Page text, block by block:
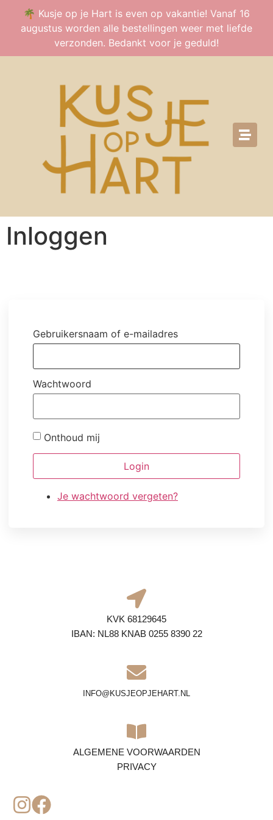
🌴 Kusje op je Hart is even op vakantie! Vanaf 16
augustus worden alle bestellingen weer met liefde
verzonden. Bedankt voor je geduld!
Inloggen
Gebruikersnaam of e-mailadres
Wachtwoord
Onthoud mij
Login
Je wachtwoord vergeten?
KVK 68129645
IBAN: NL88 KNAB 0255 8390 22
INFO@KUSJEOPJEHART.NL
ALGEMENE VOORWAARDEN
PRIVACY